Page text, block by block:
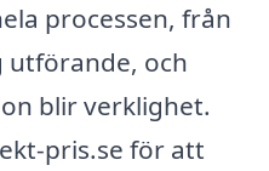
processen, från
utförande, och
blir verklighet.
pris.se för att